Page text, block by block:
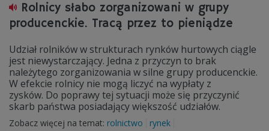
Rolnicy słabo zorganizowani w grupy
producenckie. Tracą przez to pieniądze
Udział rolników w strukturach rynków hurtowych ciągle
jest niewystarczający. Jedna z przyczyn to brak
należytego zorganizowania w silne grupy producenckie.
W efekcie rolnicy nie mogą liczyć na wypłaty z
zysków. Do poprawy tej sytuacji może się przyczynić
skarb państwa posiadający większość udziałów.
Zobacz więcej na temat: rolnictwo rynek